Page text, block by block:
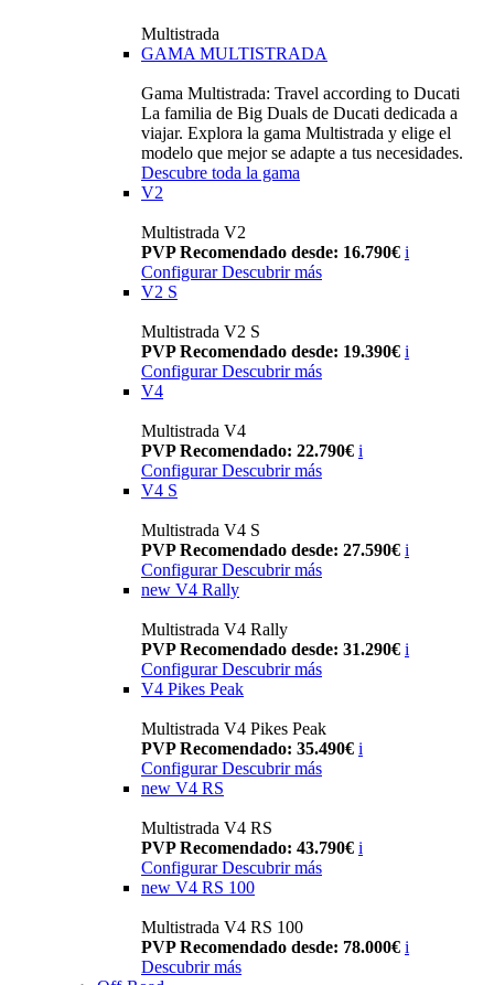
Multistrada
GAMA MULTISTRADA
Gama Multistrada: Travel according to Ducati
La familia de Big Duals de Ducati dedicada a
viajar. Explora la gama Multistrada y elige el
modelo que mejor se adapte a tus necesidades.
Descubre toda la gama
V2
Multistrada V2
PVP Recomendado desde: 16.790€ i
Configurar Descubrir más
V2 S
Multistrada V2 S
PVP Recomendado desde: 19.390€ i
Configurar Descubrir más
V4
Multistrada V4
PVP Recomendado: 22.790€ i
Configurar Descubrir más
V4 S
Multistrada V4 S
PVP Recomendado desde: 27.590€ i
Configurar Descubrir más
new V4 Rally
Multistrada V4 Rally
PVP Recomendado desde: 31.290€ i
Configurar Descubrir más
V4 Pikes Peak
Multistrada V4 Pikes Peak
PVP Recomendado: 35.490€ i
Configurar Descubrir más
new V4 RS
Multistrada V4 RS
PVP Recomendado: 43.790€ i
ConfigurarDescubrir más
new V4 RS 100
Multistrada V4 RS 100
PVP Recomendado desde: 78.000€ i
Descubrir más